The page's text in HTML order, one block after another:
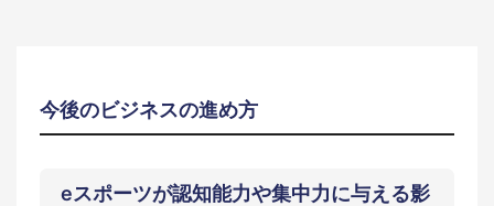
今後のビジネスの進め方
eスポーツが認知能力や集中力に与える影